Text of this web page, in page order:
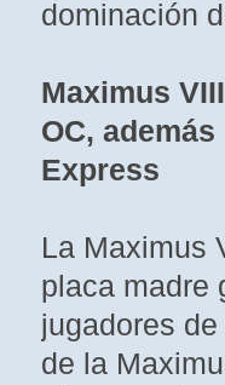
dominación
Maximus
OC,
Express
La Maximus
placa madre
jugadores
de la